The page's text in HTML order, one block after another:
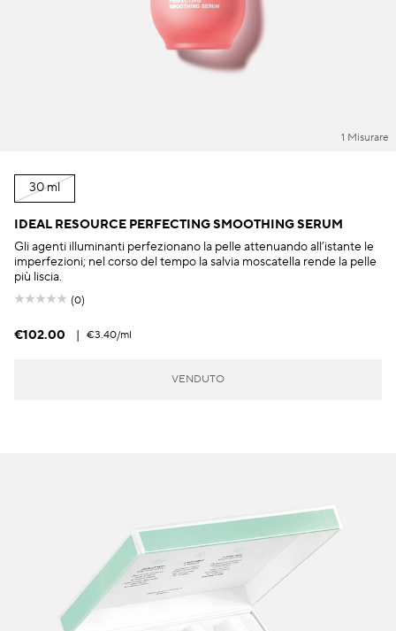
1 Misurare
30 ml
IDEAL RESOURCE PERFECTING SMOOTHING SERUM
Gli agenti illuminanti perfezionano la pelle attenuando all’istante le
imperfezioni; nel corso del tempo la salvia moscatella rende la pelle
più liscia.
(0)
€102.00 | €3.40/ml
VENDUTO